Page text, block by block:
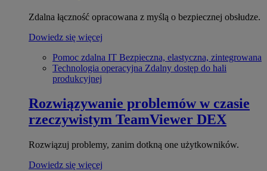
Zdalna łączność opracowana z myślą o bezpiecznej obsłudze.
Dowiedz się więcej
Pomoc zdalna IT Bezpieczna, elastyczna, zintegrowana
Technologia operacyjna Zdalny dostęp do hali
produkcyjnej
Rozwiązywanie problemów w czasie
rzeczywistym TeamViewer DEX
Rozwiązuj problemy, zanim dotkną one użytkowników.
Dowiedz się więcej